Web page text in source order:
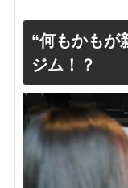
“何もかもが
ジム！？